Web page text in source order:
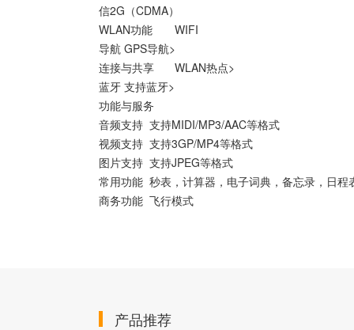
信2G（CDMA）
WLAN功能
WIFI
导航 GPS导航>
连接与共享
WLAN热点>
蓝牙 支持蓝牙>
功能与服务
音频支持 支持MIDI/MP3/AAC等格式
视频支持 支持3GP/MP4等格式
图片支持 支持JPEG等格式
常用功能 秒表，计算器，电子词典，备忘录，日程
商务功能 飞行模式
产品推荐